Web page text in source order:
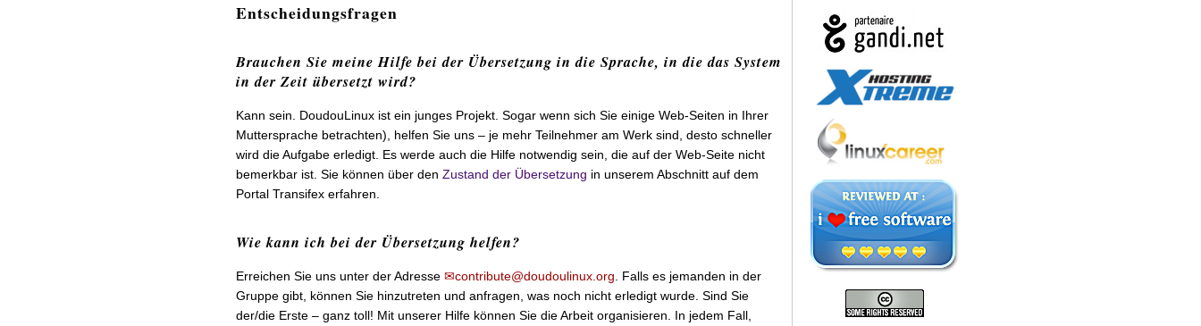
Entscheidungsfragen
Brauchen Sie meine Hilfe bei der Übersetzung in die Sprache, in die das System
in der Zeit übersetzt wird?
Kann sein. DoudouLinux ist ein junges Projekt. Sogar wenn sich Sie einige Web-Seiten in Ihrer
Muttersprache betrachten), helfen Sie uns – je mehr Teilnehmer am Werk sind, desto schneller
wird die Aufgabe erledigt. Es werde auch die Hilfe notwendig sein, die auf der Web-Seite nicht
bemerkbar ist. Sie können über den Zustand der Übersetzung in unserem Abschnitt auf dem
Portal Transifex erfahren.
Wie kann ich bei der Übersetzung helfen?
Erreichen Sie uns unter der Adresse contribute@doudoulinux.org. Falls es jemanden in der
Gruppe gibt, können Sie hinzutreten und anfragen, was noch nicht erledigt wurde. Sind Sie
der/die Erste – ganz toll! Mit unserer Hilfe können Sie die Arbeit organisieren. In jedem Fall,